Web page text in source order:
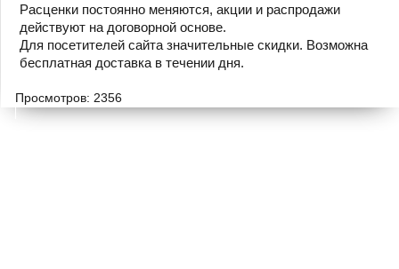
Расценки постоянно меняются, акции и распродажи
действуют на договорной основе.
Для посетителей сайта значительные скидки. Возможна
бесплатная доставка в течении дня.
Просмотров: 2356